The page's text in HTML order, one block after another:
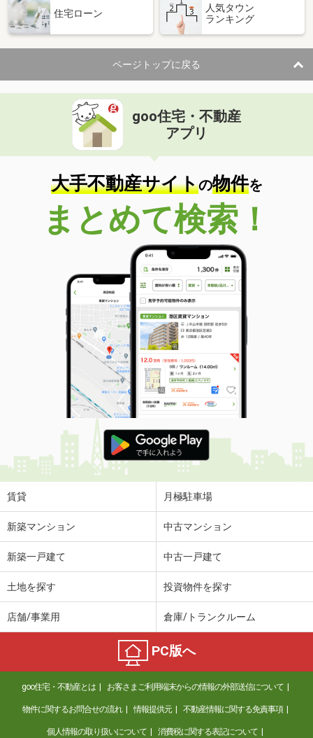
住 所
宮城県多賀城市下馬３
専有面積 23.71m²
間取り
1K
宮城県塩竈市玉川１
価 格
住 所
宮城県塩竈市玉川１
専有面積 23.6m²
間取り
1K
宮城県仙台市青葉区滝道
価 格
3.80万円
宮城県仙台市青葉区滝道
23.61m²
間取り
1K
宮城県塩竈市玉川１
価 格
5.60万円
住 所
宮城県塩竈市玉川１
専有面積 23.6m²
間取り
1K
宮城県仙台市宮城野区岩切字観音前
価 格
5.65万円
住 所
宮城県仙台市宮城野区岩切字観音前
専有面積
宮城県仙台市宮城野区五輪１
7.35万円
宮城県仙台市青葉区上杉１
7.80万円
住 所
宮城県仙台市青葉区上杉１
専有面積 30.64m²
間取り
1DK
宮城県仙台市青葉区上杉１
住宅ローン
人気タウン
ランキング
ページトップに戻る
goo住宅・不動産
アプリ
大手不動産サイトの物件を
まとめて検索！
賃貸 月極駐車場
新築マンション 中古マンション
新築一戸建て 中古一戸建て
土地を探す 投資物件を探す
店舗/事業用 倉庫/トランクルーム
PC版へ
goo住宅・不動産とは お客さまご利用端末からの情報の外部送信について
物件に関するお問合せの流れ 情報提供元 不動産情報に関する免責事項
個人情報の取り扱いについて 消費税に関する表記について